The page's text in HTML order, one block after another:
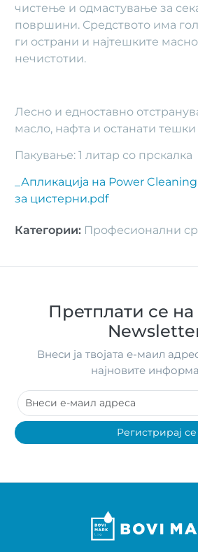
чистење и одмастување за
површини. Средството има
ги острани и најтешките
нечистотии.
Лесно и едноставно
масло, нафта и останати
Пакување: 1 литар со прскалка
_Апликација на Power
за цистерни.pdf
Категории: Професионални
Претплати се
Внеси ја твојата е-маил
најновите
Регистрирај се